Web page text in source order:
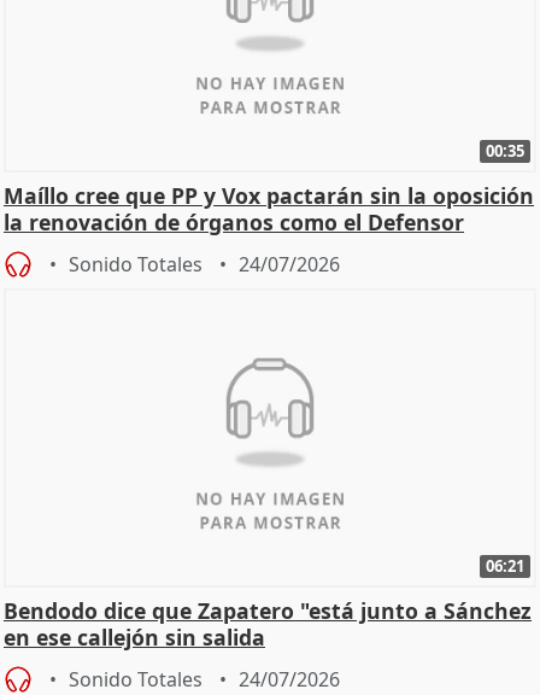
00:35
Maíllo cree que PP y Vox pactarán sin la oposición
la renovación de órganos como el Defensor
Sonido Totales 24/07/2026
06:21
Bendodo dice que Zapatero "está junto a Sánchez
en ese callejón sin salida
Sonido Totales 24/07/2026